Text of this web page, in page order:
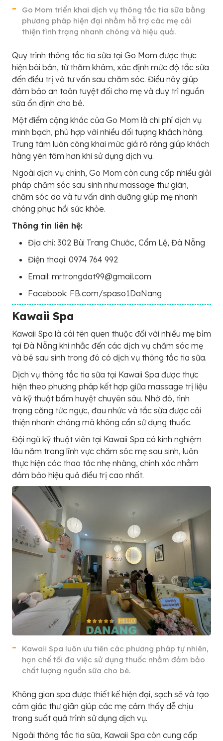
Go Mom triển khai dịch vụ thông tắc tia sữa bằng
phương pháp hiện đại nhằm hỗ trợ các mẹ cải
thiện tình trạng nhanh chóng và hiệu quả.
Quy trình thông tắc tia sữa tại Go Mom được thực
hiện bài bản, từ thăm khám, xác định mức độ tắc sữa
đến điều trị và tư vấn sau chăm sóc. Điều này giúp
đảm bảo an toàn tuyệt đối cho mẹ và duy trì nguồn
sữa ổn định cho bé.
Một điểm cộng khác của Go Mom là chi phí dịch vụ
minh bạch, phù hợp với nhiều đối tượng khách hàng.
Trung tâm luôn công khai mức giá rõ ràng giúp khách
hàng yên tâm hơn khi sử dụng dịch vụ.
Ngoài dịch vụ chính, Go Mom còn cung cấp nhiều giải
pháp chăm sóc sau sinh như massage thư giãn,
chăm sóc da và tư vấn dinh dưỡng giúp mẹ nhanh
chóng phục hồi sức khỏe.
Thông tin liên hệ:
Địa chỉ: 302 Bùi Trang Chước, Cẩm Lệ, Đà Nẵng
Điện thoại: 0974 764 992
Email: mrtrongdat99@gmail.com
Facebook: FB.com/spaso1DaNang
Kawaii Spa
Kawaii Spa là cái tên quen thuộc đối với nhiều mẹ bỉm
tại Đà Nẵng khi nhắc đến các dịch vụ chăm sóc mẹ
và bé sau sinh trong đó có dịch vụ thông tắc tia sữa.
Dịch vụ thông tắc tia sữa tại Kawaii Spa được thực
hiện theo phương pháp kết hợp giữa massage trị liệu
và kỹ thuật bấm huyệt chuyên sâu. Nhờ đó, tình
trạng căng tức ngực, đau nhức và tắc sữa được cải
thiện nhanh chóng mà không cần sử dụng thuốc.
Đội ngũ kỹ thuật viên tại Kawaii Spa có kinh nghiệm
lâu năm trong lĩnh vực chăm sóc mẹ sau sinh, luôn
thực hiện các thao tác nhẹ nhàng, chính xác nhằm
đảm bảo hiệu quả điều trị cao nhất.
Kawaii Spa luôn ưu tiên các phương pháp tự nhiên,
hạn chế tối đa việc sử dụng thuốc nhằm đảm bảo
chất lượng nguồn sữa cho bé.
Không gian spa được thiết kế hiện đại, sạch sẽ và tạo
cảm giác thư giãn giúp các mẹ cảm thấy dễ chịu
trong suốt quá trình sử dụng dịch vụ.
Ngoài thông tắc tia sữa, Kawaii Spa còn cung cấp